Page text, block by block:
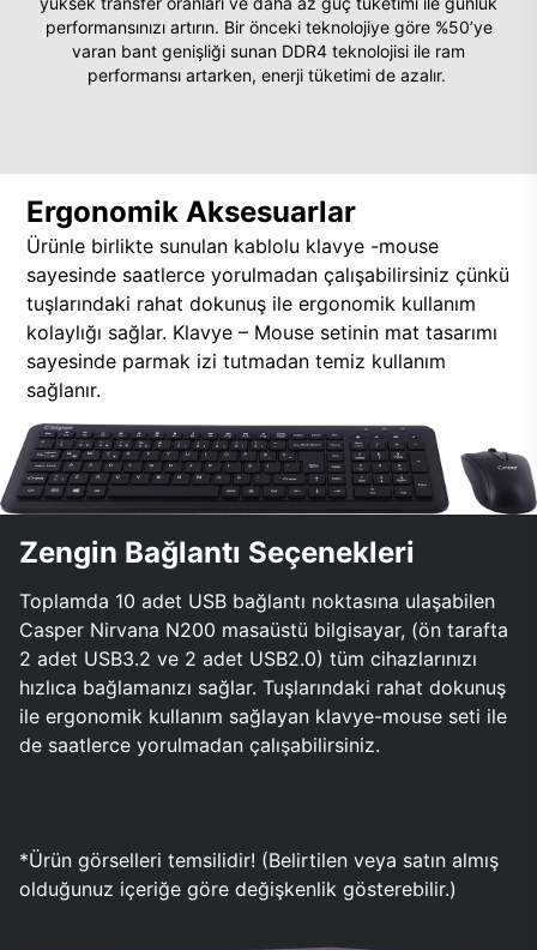
performansınızı artırın. Bir önceki teknolojiye göre %50’ye
varan bant genişliği sunan DDR4 teknolojisi ile ram
performansı artarken, enerji tüketimi de azalır.
Ergonomik Aksesuarlar
Ürünle birlikte sunulan kablolu klavye -mouse
sayesinde saatlerce yorulmadan çalışabilirsiniz çünkü
tuşlarındaki rahat dokunuş ile ergonomik kullanım
kolaylığı sağlar. Klavye – Mouse setinin mat tasarımı
sayesinde parmak izi tutmadan temiz kullanım
sağlanır.
Zengin Bağlantı Seçenekleri
Toplamda 10 adet USB bağlantı noktasına ulaşabilen
Casper Nirvana N200 masaüstü bilgisayar, (ön tarafta
2 adet USB3.2 ve 2 adet USB2.0) tüm cihazlarınızı
hızlıca bağlamanızı sağlar. Tuşlarındaki rahat dokunuş
ile ergonomik kullanım sağlayan klavye-mouse seti ile
de saatlerce yorulmadan çalışabilirsiniz.
*Ürün görselleri temsilidir! (Belirtilen veya satın almış
olduğunuz içeriğe göre değişkenlik gösterebilir.)